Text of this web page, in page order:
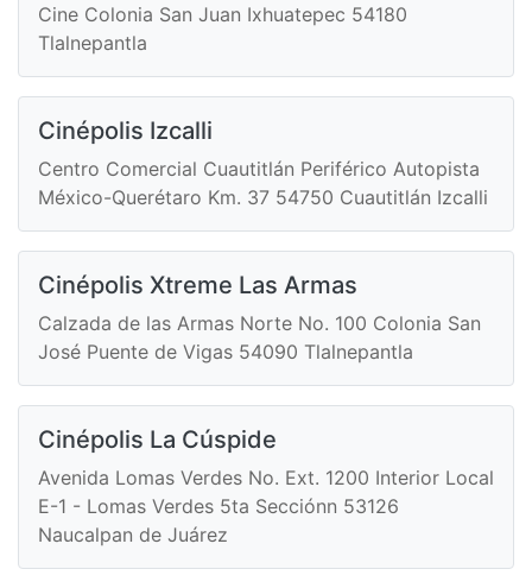
Cine Colonia San Juan Ixhuatepec 54180
Tlalnepantla
Cinépolis Izcalli
Centro Comercial Cuautitlán Periférico Autopista
México-Querétaro Km. 37 54750 Cuautitlán Izcalli
Cinépolis Xtreme Las Armas
Calzada de las Armas Norte No. 100 Colonia San
José Puente de Vigas 54090 Tlalnepantla
Cinépolis La Cúspide
Avenida Lomas Verdes No. Ext. 1200 Interior Local
E-1 - Lomas Verdes 5ta Secciónn 53126
Naucalpan de Juárez